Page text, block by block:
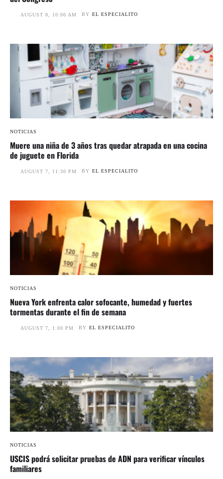
AUGUST 8, 10:00 AM BY EL ESPECIALITO
NOTICIAS
Muere una niña de 3 años tras quedar atrapada en una cocina
de juguete en Florida
AUGUST 7, 11:30 PM BY EL ESPECIALITO
NOTICIAS
Nueva York enfrenta calor sofocante, humedad y fuertes
tormentas durante el fin de semana
AUGUST 7, 1:00 PM BY EL ESPECIALITO
NOTICIAS
USCIS podrá solicitar pruebas de ADN para verificar vínculos
familiares